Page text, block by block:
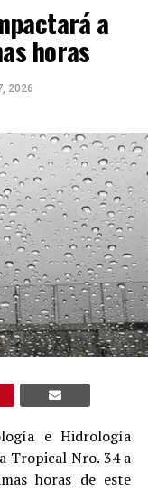
a
horas
2026
e Hidrología
Tropical Nro. 34 a
horas de este